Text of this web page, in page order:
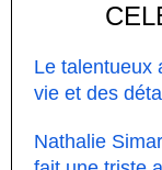
Le talentueux
vie et des
Nathalie